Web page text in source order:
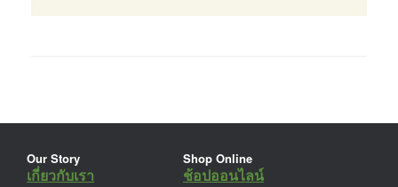
Our Story
เกี่ยวกับเรา
Shop Online
ช้อปออนไลน์